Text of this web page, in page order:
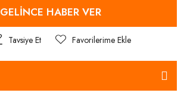
GELİNCE HABER VER
Tavsiye Et